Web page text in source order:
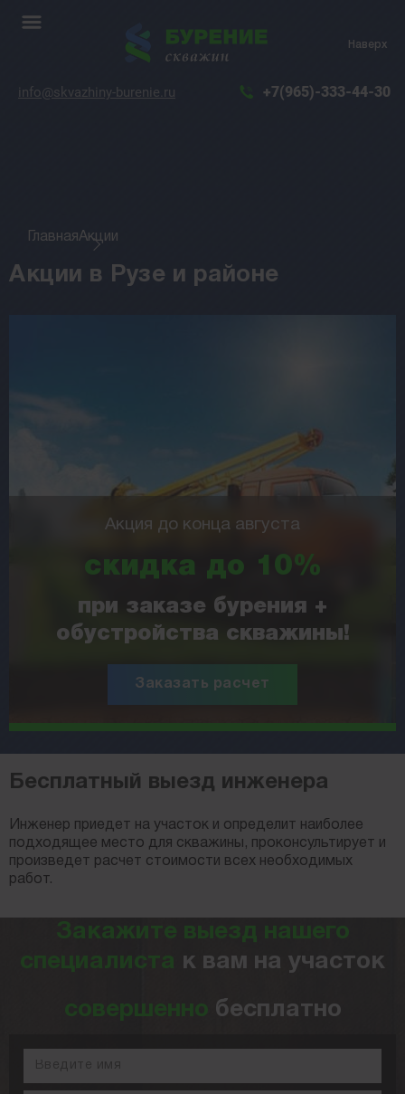
Наверх
info@skvazhiny-burenie.ru +7(965)-333-44-30
ГлавнаяАкции
Акции в Рузе и районе
Акция до конца августа
скидка до 10%
при заказе бурения +
обустройства скважины!
Заказать расчет
Бесплатный выезд инженера
Инженер приедет на участок и определит наиболее
подходящее место для скважины, проконсультирует и
произведет расчет стоимости всех необходимых
работ.
Закажите выезд нашего
специалиста к вам на участок
совершенно бесплатно